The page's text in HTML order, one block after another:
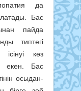
да
Бас
пайда
типтегі
ісінуі көз
екен. Бас
осыдан-